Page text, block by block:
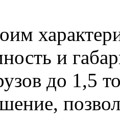
и
до 1,5